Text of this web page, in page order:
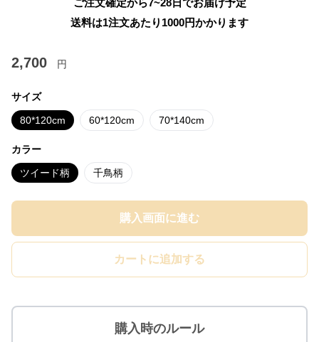
ご注文確定から7~28日でお届け予定
送料は1注文あたり 1000円かかります
2,700 円
サイズ
80*120cm 60*120cm 70*140cm
カラー
ツイード柄 千鳥柄
購入画面に進む
カートに追加する
購入時のルール